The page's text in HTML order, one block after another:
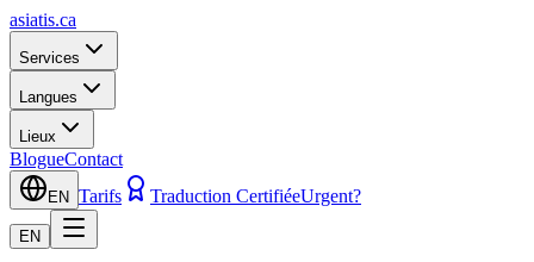
asiatis.ca
Services
Langues
Lieux
BlogueContact
EN Tarifs Traduction CertifiéeUrgent?
EN